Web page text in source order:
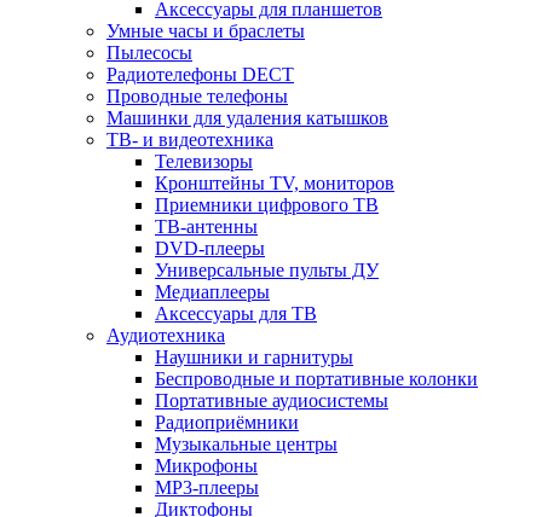
Аксессуары для планшетов
Умные часы и браслеты
Пылесосы
Радиотелефоны DECT
Проводные телефоны
Машинки для удаления катышков
ТВ- и видеотехника
Телевизоры
Кронштейны TV, мониторов
Приемники цифрового ТВ
ТВ-антенны
DVD-плееры
Универсальные пульты ДУ
Медиаплееры
Аксессуары для ТВ
Аудиотехника
Наушники и гарнитуры
Беспроводные и портативные колонки
Портативные аудиосистемы
Радиоприёмники
Музыкальные центры
Микрофоны
MP3-плееры
Диктофоны